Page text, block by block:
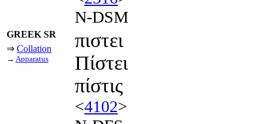
N-DSM
GREEK SR
⇒ Collation
→ Apparatus
πιστει
Πίστει
πίστις
<4102>